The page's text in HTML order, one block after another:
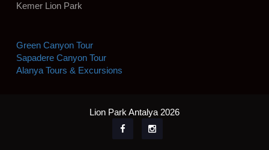
Kemer Lion Park
Green Canyon Tour
Sapadere Canyon Tour
Alanya Tours & Excursions
Lion Park Antalya 2026